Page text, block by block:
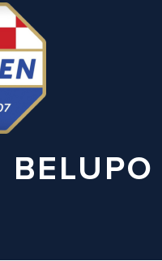
BELUPO